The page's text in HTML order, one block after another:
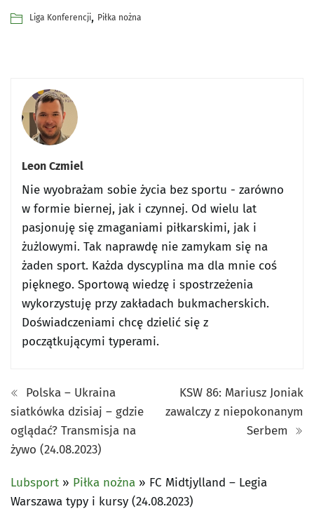
Liga Konferencji, Piłka nożna
Leon Czmiel
Nie wyobrażam sobie życia bez sportu - zarówno
w formie biernej, jak i czynnej. Od wielu lat
pasjonuję się zmaganiami piłkarskimi, jak i
żużlowymi. Tak naprawdę nie zamykam się na
żaden sport. Każda dyscyplina ma dla mnie coś
pięknego. Sportową wiedzę i spostrzeżenia
wykorzystuję przy zakładach bukmacherskich.
Doświadczeniami chcę dzielić się z
początkującymi typerami.
Polska – Ukraina
siatkówka dzisiaj – gdzie
oglądać? Transmisja na
żywo (24.08.2023)
KSW 86: Mariusz Joniak
zawalczy z niepokonanym
Serbem
Lubsport » Piłka nożna » FC Midtjylland – Legia
Warszawa typy i kursy (24.08.2023)